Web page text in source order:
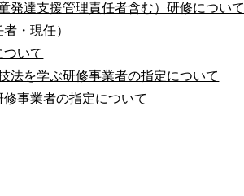
発達支援管理責任者含む）研修について
・現任）
いて
法を学ぶ研修事業者の指定について
事業者の指定について